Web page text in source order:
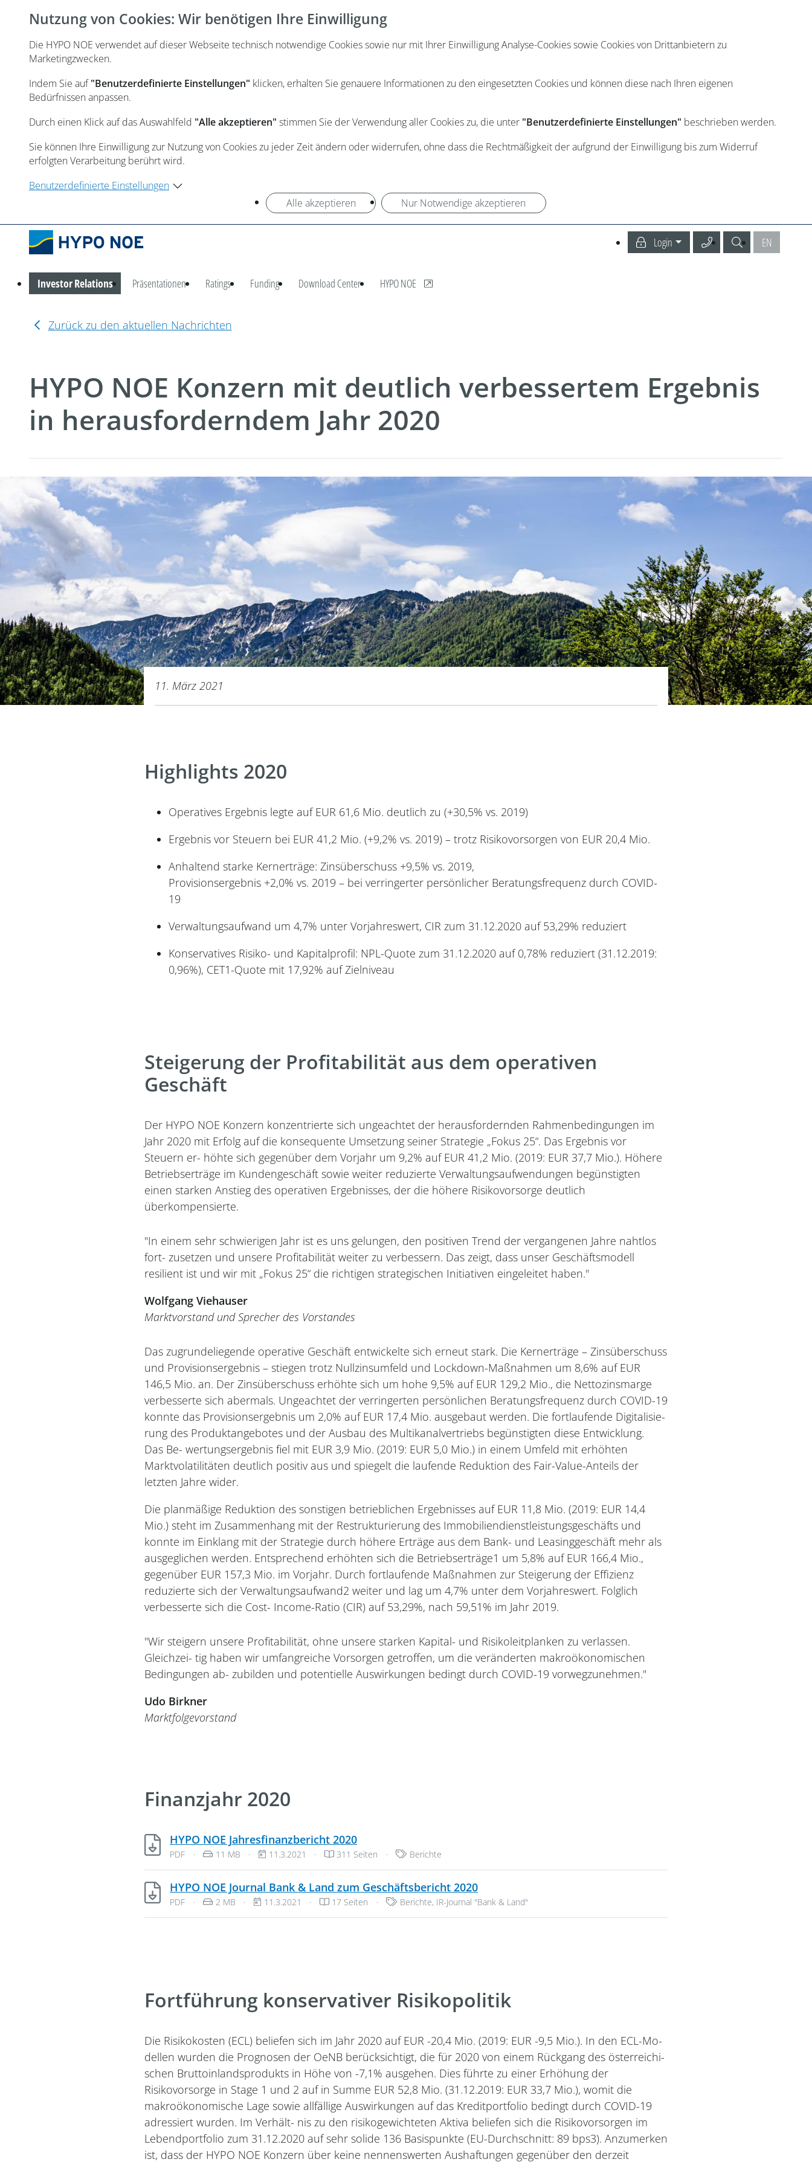
Nutzung von Cookies: Wir benötigen Ihre Einwilligung
Die HYPO NOE verwendet auf dieser Webseite technisch notwendige Cookies sowie nur mit Ihrer Einwilligung Analyse-Cookies sowie Cookies von Drittanbietern zu
Marketingzwecken.
Indem Sie auf"Benutzerdefinierte Einstellungen" klicken, erhalten Sie genauere Informationen zu den eingesetzten Cookies und können diese nach Ihren eigenen
Bedürfnissen anpassen.
Durch einen Klick auf das Auswahlfeld "Alle akzeptieren" stimmen Sie der Verwendung aller Cookies zu, die unter "Benutzerdefinierte Einstellungen" beschrieben werden.
Sie können Ihre Einwilligung zur Nutzung von Cookies zu jeder Zeit ändern oder widerrufen, ohne dass die Rechtmäßigkeit der aufgrund der Einwilligung bis zum Widerruf
erfolgten Verarbeitung berührt wird.
Benutzerdefinierte Einstellungen
Alle akzeptieren
Nur Notwendige akzeptieren
Login Service Center anrufen
SucheEN
Investor Relations Präsentationen Ratings Funding Download Center HYPO NOE, öffnet neues Fenster
Zurück zu den aktuellen Nachrichten
HYPO NOE Konzern mit deutlich verbessertem Ergebnis
in herausforderndem Jahr 2020
11. März 2021
Highlights 2020
Operatives Ergebnis legte auf EUR 61,6 Mio. deutlich zu (+30,5% vs. 2019)
Ergebnis vor Steuern bei EUR 41,2 Mio. (+9,2% vs. 2019) – trotz Risikovorsorgen von EUR 20,4 Mio.
Anhaltend starke Kernerträge: Zinsüberschuss +9,5% vs. 2019,
Provisionsergebnis +2,0% vs. 2019 – bei verringerter persönlicher Beratungsfrequenz durch COVID-
19
Verwaltungsaufwand um 4,7% unter Vorjahreswert, CIR zum 31.12.2020 auf 53,29% reduziert
Konservatives Risiko- und Kapitalprofil: NPL-Quote zum 31.12.2020 auf 0,78% reduziert (31.12.2019:
0,96%), CET1-Quote mit 17,92% auf Zielniveau
Steigerung der Profitabilität aus dem operativen
Geschäft
Der HYPO NOE Konzern konzentrierte sich ungeachtet der herausfordernden Rahmenbedingungen im
Jahr 2020 mit Erfolg auf die konsequente Umsetzung seiner Strategie „Fokus 25“. Das Ergebnis vor
Steuern er- höhte sich gegenüber dem Vorjahr um 9,2% auf EUR 41,2 Mio. (2019: EUR 37,7 Mio.). Höhere
Betriebserträge im Kundengeschäft sowie weiter reduzierte Verwaltungsaufwendungen begünstigten
einen starken Anstieg des operativen Ergebnisses, der die höhere Risikovorsorge deutlich
überkompensierte.
"In einem sehr schwierigen Jahr ist es uns gelungen, den positiven Trend der vergangenen Jahre nahtlos
fort- zusetzen und unsere Profitabilität weiter zu verbessern. Das zeigt, dass unser Geschäftsmodell
resilient ist und wir mit „Fokus 25“ die richtigen strategischen Initiativen eingeleitet haben."
Wolfgang Viehauser
Marktvorstand und Sprecher des Vorstandes
Das zugrundeliegende operative Geschäft entwickelte sich erneut stark. Die Kernerträge – Zinsüberschuss
und Provisionsergebnis – stiegen trotz Nullzinsumfeld und Lockdown-Maßnahmen um 8,6% auf EUR
146,5 Mio. an. Der Zinsüberschuss erhöhte sich um hohe 9,5% auf EUR 129,2 Mio., die Nettozinsmarge
verbesserte sich abermals. Ungeachtet der verringerten persönlichen Beratungsfrequenz durch COVID-19
konnte das Provisionsergebnis um 2,0% auf EUR 17,4 Mio. ausgebaut werden. Die fortlaufende Digitalisie-
rung des Produktangebotes und der Ausbau des Multikanalvertriebs begünstigten diese Entwicklung.
Das Be- wertungsergebnis fiel mit EUR 3,9 Mio. (2019: EUR 5,0 Mio.) in einem Umfeld mit erhöhten
Marktvolatilitäten deutlich positiv aus und spiegelt die laufende Reduktion des Fair-Value-Anteils der
letzten Jahre wider.
Die planmäßige Reduktion des sonstigen betrieblichen Ergebnisses auf EUR 11,8 Mio. (2019: EUR 14,4
Mio.) steht im Zusammenhang mit der Restrukturierung des Immobiliendienstleistungsgeschäfts und
konnte im Einklang mit der Strategie durch höhere Erträge aus dem Bank- und Leasinggeschäft mehr als
ausgeglichen werden. Entsprechend erhöhten sich die Betriebserträge1 um 5,8% auf EUR 166,4 Mio.,
gegenüber EUR 157,3 Mio. im Vorjahr. Durch fortlaufende Maßnahmen zur Steigerung der Effizienz
reduzierte sich der Verwaltungsaufwand2 weiter und lag um 4,7% unter dem Vorjahreswert. Folglich
verbesserte sich die Cost- Income-Ratio (CIR) auf 53,29%, nach 59,51% im Jahr 2019.
"Wir steigern unsere Profitabilität, ohne unsere starken Kapital- und Risikoleitplanken zu verlassen.
Gleichzei- tig haben wir umfangreiche Vorsorgen getroffen, um die veränderten makroökonomischen
Bedingungen ab- zubilden und potentielle Auswirkungen bedingt durch COVID-19 vorwegzunehmen."
Udo Birkner
Marktfolgevorstand
Finanzjahr 2020
HYPO NOE Jahresfinanzbericht 2020PDF, 11 MB
Dateityp: PDF-Dokument
PDF · Dateigröße:
11 MB · Veröffentlichungsdatum:
11.3.2021 · 311 Seiten · Kategorien:
Berichte
HYPO NOE Journal Bank & Land zum Geschäftsbericht 2020PDF, 2 MB
Dateityp: PDF-Dokument
PDF · Dateigröße:
2 MB · Veröffentlichungsdatum:
11.3.2021 · 17 Seiten · Kategorien:
Berichte, IR-Journal "Bank & Land"
Fortführung konservativer Risikopolitik
Die Risikokosten (ECL) beliefen sich im Jahr 2020 auf EUR -20,4 Mio. (2019: EUR -9,5 Mio.). In den ECL-Mo-
dellen wurden die Prognosen der OeNB berücksichtigt, die für 2020 von einem Rückgang des österreichi-
schen Bruttoinlandsprodukts in Höhe von -7,1% ausgehen. Dies führte zu einer Erhöhung der
Risikovorsorge in Stage 1 und 2 auf in Summe EUR 52,8 Mio. (31.12.2019: EUR 33,7 Mio.), womit die
makroökonomische Lage sowie allfällige Auswirkungen auf das Kreditportfolio bedingt durch COVID-19
adressiert wurden. Im Verhält- nis zu den risikogewichteten Aktiva beliefen sich die Risikovorsorgen im
Lebendportfolio zum 31.12.2020 auf sehr solide 136 Basispunkte (EU-Durchschnitt: 89 bps3). Anzumerken
ist, dass der HYPO NOE Konzern über keine nennenswerten Aushaftungen gegenüber den derzeit